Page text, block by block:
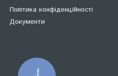
Політика конфіденційності
Документи